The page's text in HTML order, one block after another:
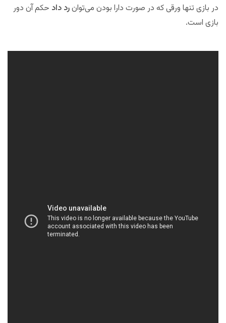
در بازی تنها ورقی كه در صورت دارا بودن می‌توانرد داد حكم آن دور
بازی است.